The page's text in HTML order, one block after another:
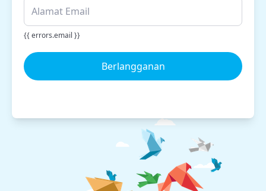
{{ errors.email }}
Berlangganan